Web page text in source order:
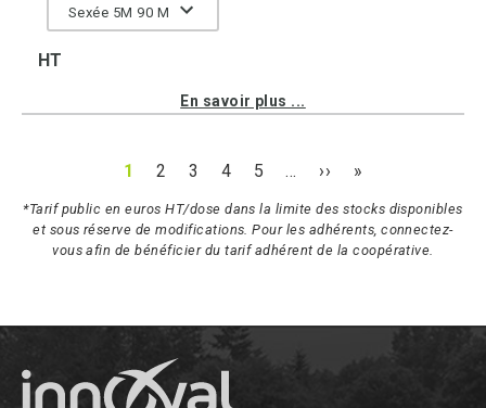
Sexée 5M 90 M
HT
En savoir plus ...
1 2 3 4 5 … ›› »
*Tarif public en euros HT/dose dans la limite des stocks disponibles
et sous réserve de modifications. Pour les adhérents, connectez-
vous afin de bénéficier du tarif adhérent de la coopérative.